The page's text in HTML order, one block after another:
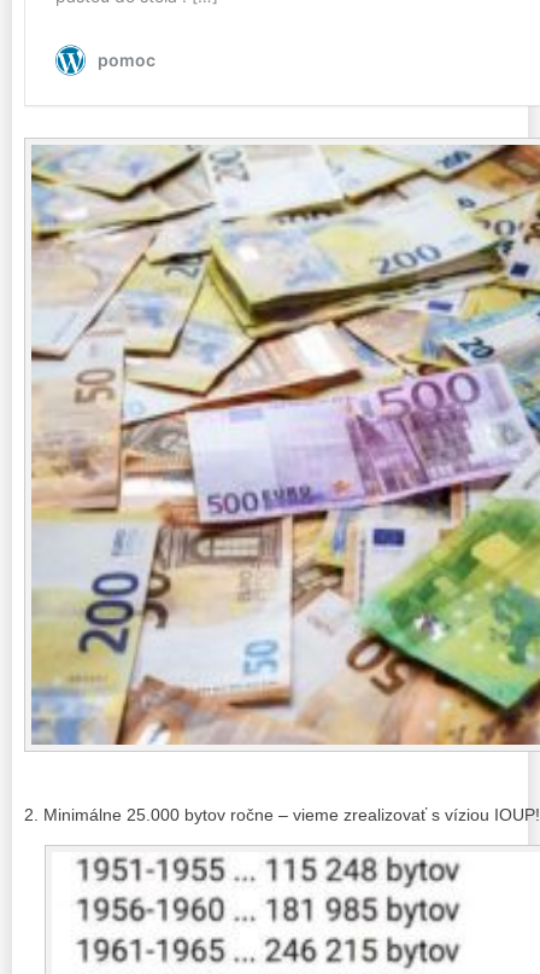
2. Minimálne 25.000 bytov ročne – vieme zrealizovať s víziou IOUP!